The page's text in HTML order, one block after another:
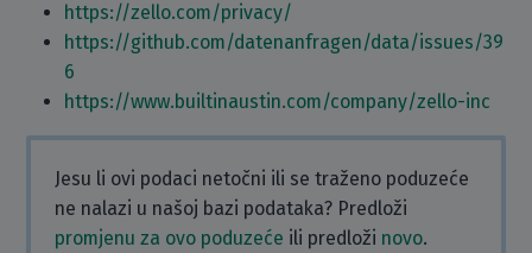
https://zello.com/privacy/
https://github.com/datenanfragen/data/issues/39
6
https://www.builtinaustin.com/company/zello-inc
Jesu li ovi podaci netočni ili se traženo poduzeće
ne nalazi u našoj bazi podataka? Predloži
promjenu za ovo poduzeće ili predloži novo.